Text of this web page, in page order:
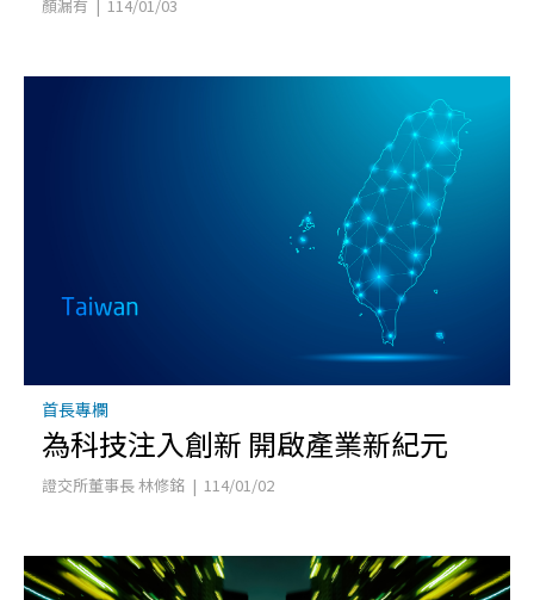
顏漏有 | 114/01/03
首長專欄
為科技注入創新 開啟產業新紀元
證交所董事長 林修銘 | 114/01/02